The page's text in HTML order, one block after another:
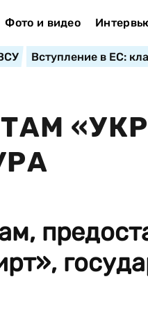
Фото и видео
Вступление в ЕС: